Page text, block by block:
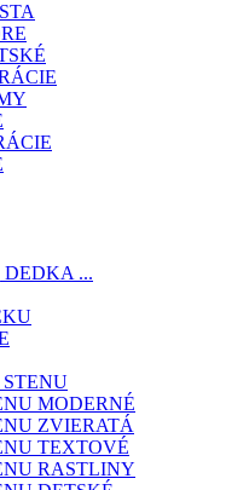
...
MODERNÉ
ZVIERATÁ
TEXTOVÉ
RASTLINY